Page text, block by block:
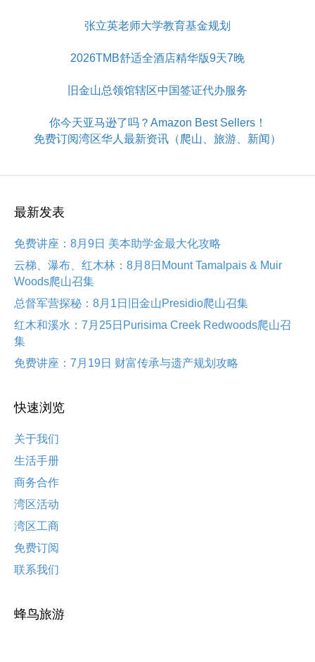
张立英老师大学教育基金规划
2026TMB舒适全酒店精华版9天7晚
旧金山总领馆辖区中国签证代办服务
你今天亚马逊了吗？Amazon Best Sellers！
免费订阅湾区华人最新资讯（爬山、旅游、新闻）
最新发表
免费讲座：8月9日 美本助学金最大化攻略
云梯、瀑布、红木林：8月8日Mount Tamalpais & Muir
Woods爬山召集
总督军营探秘：8月1日旧金山Presidio爬山召集
红木和溪水：7月25日Purisima Creek Redwoods爬山召
集
免费讲座：7月19日 财富传承与遗产规划攻略
快速浏览
关于我们
生活手册
商务合作
湾区活动
湾区工商
免费订阅
联系我们
蜂鸟旅游